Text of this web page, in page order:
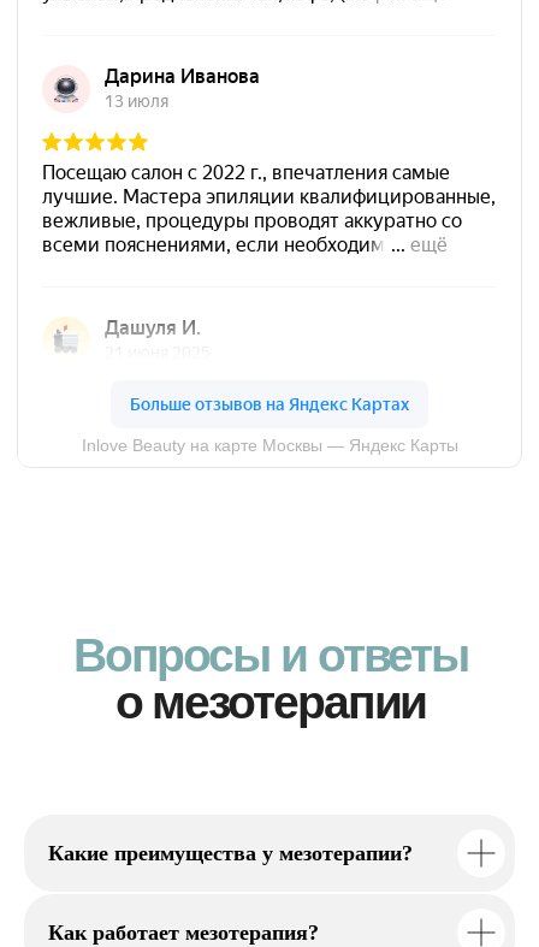
Какие преимущества у мезотерапии?
Как работает мезотерапия?